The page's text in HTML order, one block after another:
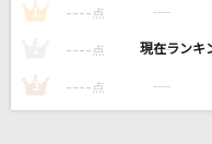
Runner
爆風スランプ(BAKUFU-SLUMP)
1 ---- 点 ----
---- 点 ----
3 ---- 点 ----